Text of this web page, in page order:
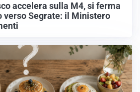
accelera sulla M4, si ferma
verso Segrate: il Ministero